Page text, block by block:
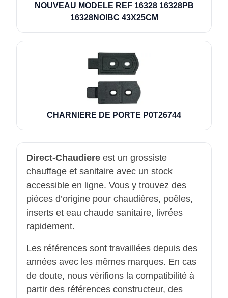
NOUVEAU MODELE REF 16328 16328PB
16328NOIBC 43X25CM
CHARNIERE DE PORTE P0T26744
Direct-Chaudiere est un grossiste
chauffage et sanitaire avec un stock
accessible en ligne. Vous y trouvez des
pièces d’origine pour chaudières, poêles,
inserts et eau chaude sanitaire, livrées
rapidement.
Les références sont travaillées depuis des
années avec les mêmes marques. En cas
de doute, nous vérifions la compatibilité à
partir des références constructeur, des